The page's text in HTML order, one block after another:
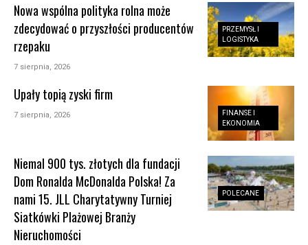
PRZEMYSŁ I
LOGISTYKA
Nowa wspólna polityka rolna może
zdecydować o przyszłości producentów
rzepaku
7 sierpnia, 2026
FINANSE I
EKONOMIA
Upały topią zyski firm
7 sierpnia, 2026
POLECANE
Niemal 900 tys. złotych dla fundacji
Dom Ronalda McDonalda Polska! Za
nami 15. JLL Charytatywny Turniej
Siatkówki Plażowej Branży
Nieruchomości